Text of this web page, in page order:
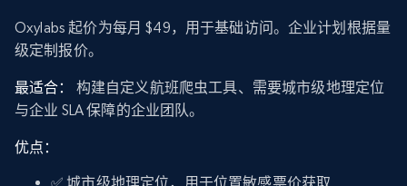
Oxylabs 起价为每月 $49，用于基础访问。企业计划根据量
级定制报价。
最适合：
构建自定义航班爬虫工具、需要城市级地理定位
与企业 SLA 保障的企业团队。
优点：